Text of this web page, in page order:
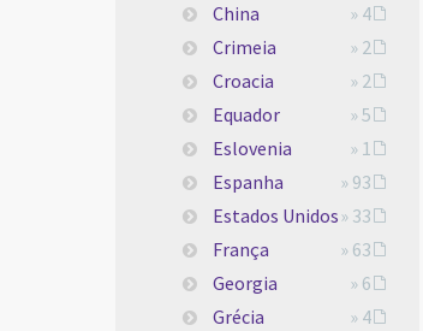
China
» 4
Crimeia
» 2
Croacia
» 2
Equador
» 5
Eslovenia
» 1
Espanha
» 93
Estados Unidos» 33
França
» 63
Georgia
» 6
Grécia
» 4